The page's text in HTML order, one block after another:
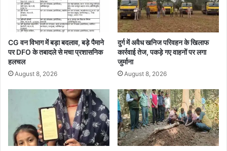
CG वन विभाग में बड़ा बदलाव, बड़े पैमाने
पर DFO के तबादले से मचा प्रशासनिक
हलचल
August 8, 2026
दुर्ग में अवैध खनिज परिवहन के खिलाफ
कार्रवाई तेज, पकड़े गए वाहनों पर लगा
जुर्माना
August 8, 2026